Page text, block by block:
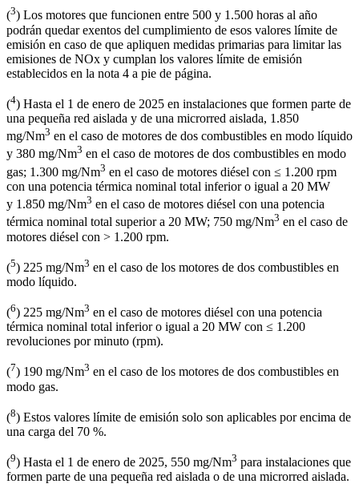
(3) Los motores que funcionen entre 500 y 1.500 horas al año
podrán quedar exentos del cumplimiento de esos valores límite de
emisión en caso de que apliquen medidas primarias para limitar las
emisiones de NOx y cumplan los valores límite de emisión
establecidos en la nota 4 a pie de página.
(4) Hasta el 1 de enero de 2025 en instalaciones que formen parte de
una pequeña red aislada y de una microrred aislada, 1.850
mg/Nm3 en el caso de motores de dos combustibles en modo líquido
y 380 mg/Nm3 en el caso de motores de dos combustibles en modo
gas; 1.300 mg/Nm3 en el caso de motores diésel con ≤ 1.200 rpm
con una potencia térmica nominal total inferior o igual a 20 MW
y 1.850 mg/Nm3 en el caso de motores diésel con una potencia
térmica nominal total superior a 20 MW; 750 mg/Nm3 en el caso de
motores diésel con > 1.200 rpm.
(5) 225 mg/Nm3 en el caso de los motores de dos combustibles en
modo líquido.
(6) 225 mg/Nm3 en el caso de motores diésel con una potencia
térmica nominal total inferior o igual a 20 MW con ≤ 1.200
revoluciones por minuto (rpm).
(7) 190 mg/Nm3 en el caso de los motores de dos combustibles en
modo gas.
(8) Estos valores límite de emisión solo son aplicables por encima de
una carga del 70 %.
(9) Hasta el 1 de enero de 2025, 550 mg/Nm3 para instalaciones que
formen parte de una pequeña red aislada o de una microrred aislada.